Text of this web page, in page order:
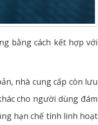
bằng cách kết hợp với
nhà cung cấp còn lưu
cho người dùng đám
hạn chế tính linh hoạt